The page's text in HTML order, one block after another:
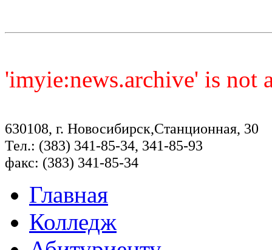
'imyie:news.archive' is not
630108, г. Новосибирск,Станционная, 30
Тел.: (383) 341-85-34, 341-85-93
факс: (383) 341-85-34
Главная
Колледж